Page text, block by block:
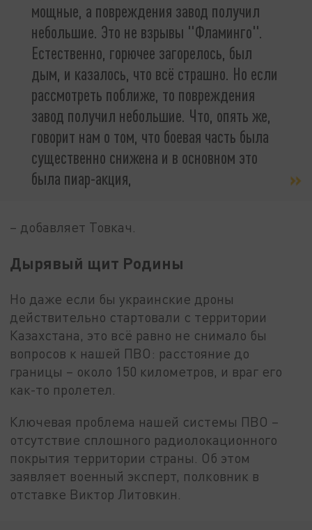
мощные, а повреждения завод получил
небольшие. Это не взрывы "Фламинго".
Естественно, горючее загорелось, был
дым, и казалось, что всё страшно. Но если
рассмотреть поближе, то повреждения
завод получил небольшие. Что, опять же,
говорит нам о том, что боевая часть была
существенно снижена и в основном это
была пиар-акция,
– добавляет Товкач.
Дырявый щит Родины
Но даже если бы украинские дроны
действительно стартовали с территории
Казахстана, это всё равно не снимало бы
вопросов к нашей ПВО: расстояние до
границы – около 150 километров, и враг его
как-то пролетел.
Ключевая проблема нашей системы ПВО –
отсутствие сплошного радиолокационного
покрытия территории страны. Об этом
заявляет военный эксперт, полковник в
отставке Виктор Литовкин.